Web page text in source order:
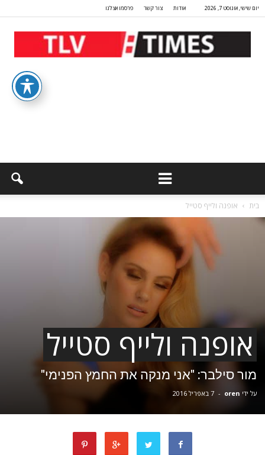
יום שישי, אוגוסט 7, 2026 אודות צור קשר פרסמו אצלנו
בית אופנה ולייף סטייל
אופנה ולייף סטייל
מור סילבר: "אני מנקה את החמץ הפנימי"
על ידי oren
- 7 באפריל 2016